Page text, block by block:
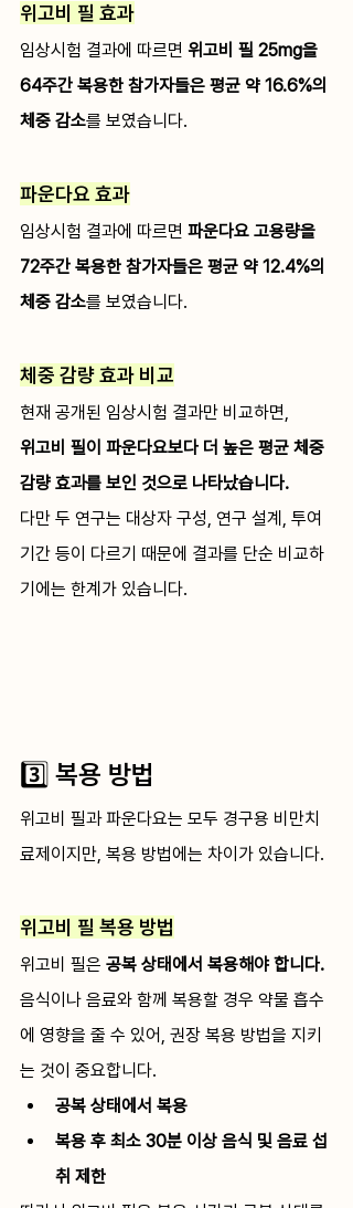
위고비 필 효과
임상시험 결과에 따르면 위고비 필 25mg을
64주간 복용한 참가자들은 평균 약 16.6%의
체중 감소를 보였습니다.
파운다요 효과
임상시험 결과에 따르면 파운다요 고용량을
72주간 복용한 참가자들은 평균 약 12.4%의
체중 감소를 보였습니다.
체중 감량 효과 비교
현재 공개된 임상시험 결과만 비교하면,
위고비 필이 파운다요보다 더 높은 평균 체중
감량 효과를 보인 것으로 나타났습니다.
다만 두 연구는 대상자 구성, 연구 설계, 투여
기간 등이 다르기 때문에 결과를 단순 비교하
기에는 한계가 있습니다.
3️⃣ 복용 방법
위고비 필과 파운다요는 모두 경구용 비만치
료제이지만, 복용 방법에는 차이가 있습니다.
위고비 필 복용 방법
위고비 필은 공복 상태에서 복용해야 합니다.
음식이나 음료와 함께 복용할 경우 약물 흡수
에 영향을 줄 수 있어, 권장 복용 방법을 지키
는 것이 중요합니다.
공복 상태에서 복용
복용 후 최소 30분 이상 음식 및 음료 섭
취 제한